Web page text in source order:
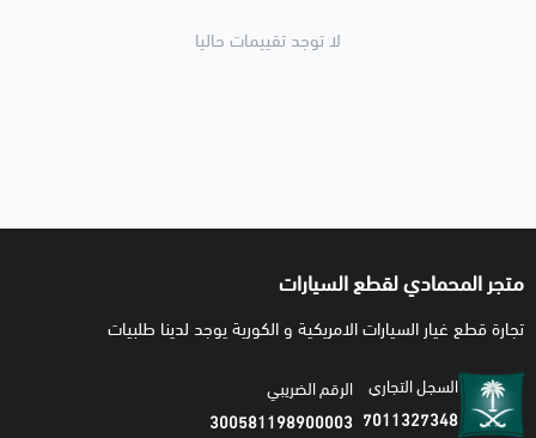
لا توجد تقييمات حاليا
متجر المحمادي لقطع السيارات
تجارة قطع غيار السيارات الامريكية و الكورية يوجد لدينا طلبيات
السجل التجاري
7011327348
الرقم الضريبي
300581198900003